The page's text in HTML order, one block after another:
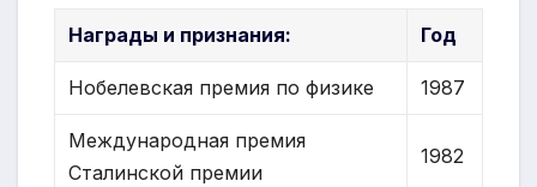
Награды и признания: Год
Нобелевская премия по физике 1987
Международная премия
Сталинской премии
1982